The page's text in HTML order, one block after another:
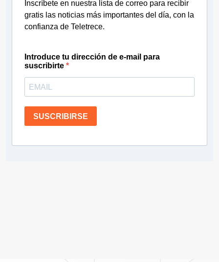
Inscríbete en nuestra lista de correo para recibir
gratis las noticias más importantes del día, con la
confianza de Teletrece.
Introduce tu dirección de e-mail para
suscribirte
SUSCRIBIRSE